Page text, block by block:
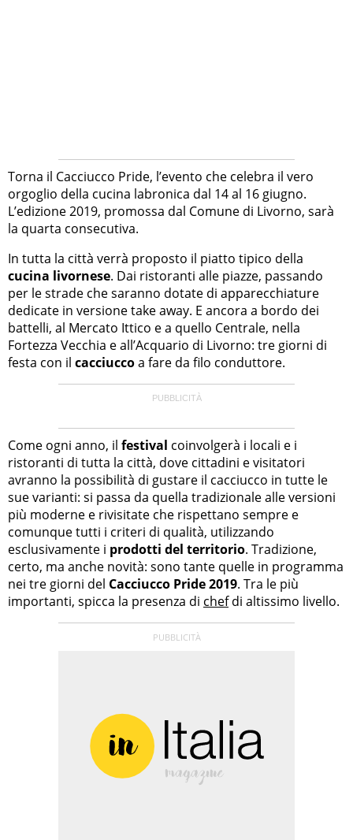
Torna il Cacciucco Pride, l’evento che celebra il vero
orgoglio della cucina labronica dal 14 al 16 giugno.
L’edizione 2019, promossa dal Comune di Livorno, sarà
la quarta consecutiva.
In tutta la città verrà proposto il piatto tipico della
cucina livornese. Dai ristoranti alle piazze, passando
per le strade che saranno dotate di apparecchiature
dedicate in versione take away. E ancora a bordo dei
battelli, al Mercato Ittico e a quello Centrale, nella
Fortezza Vecchia e all’Acquario di Livorno: tre giorni di
festa con il cacciuccoa fare da filo conduttore.
Come ogni anno, il festival coinvolgerà i locali e i
ristoranti di tutta la città, dove cittadini e visitatori
avranno la possibilità di gustare il cacciucco in tutte le
sue varianti: si passa da quella tradizionale alle versioni
più moderne e rivisitate che rispettano sempre e
comunque tutti i criteri di qualità, utilizzando
esclusivamente i prodotti del territorio. Tradizione,
certo, ma anche novità: sono tante quelle in programma
nei tre giorni del Cacciucco Pride 2019. Tra le più
importanti, spicca la presenza di chefdi altissimo livello.